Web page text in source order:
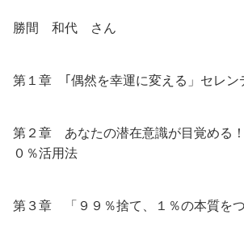
勝間 和代 さん
第１章 ｢偶然を幸運に変える」セレン
第２章 あなたの潜在意識が目覚める
０％活用法
第３章 「９９％捨て、１％の本質を